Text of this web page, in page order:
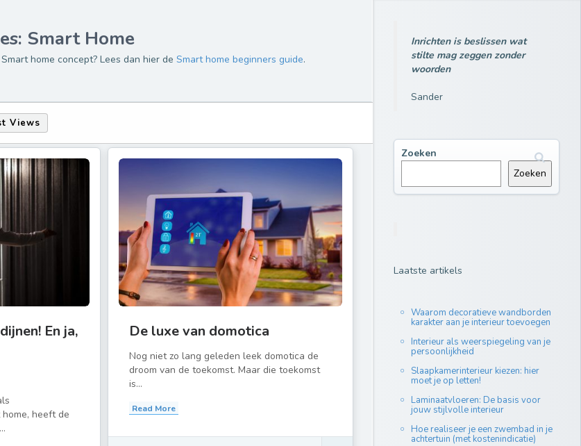
Smart Home
home concept? Lees dan hier de Smart home beginners guide.
Views
En ja,
heeft de
De luxe van domotica
Nog niet zo lang geleden leek domotica de
droom van de toekomst. Maar die toekomst
is...
Read More
Inrichten is beslissen wat
stilte mag zeggen zonder
woorden
Sander
Zoeken
Zoeken
Laatste artikels
Waarom decoratieve wandborden
karakter aan je interieur toevoegen
Interieur als weerspiegeling van je
persoonlijkheid
Slaapkamerinterieur kiezen: hier
moet je op letten!
Laminaatvloeren: De basis voor
jouw stijlvolle interieur
Hoe realiseer je een zwembad in je
achtertuin (met kostenindicatie)